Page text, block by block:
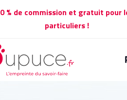
0 % de commission et gratuit pour
particuliers !